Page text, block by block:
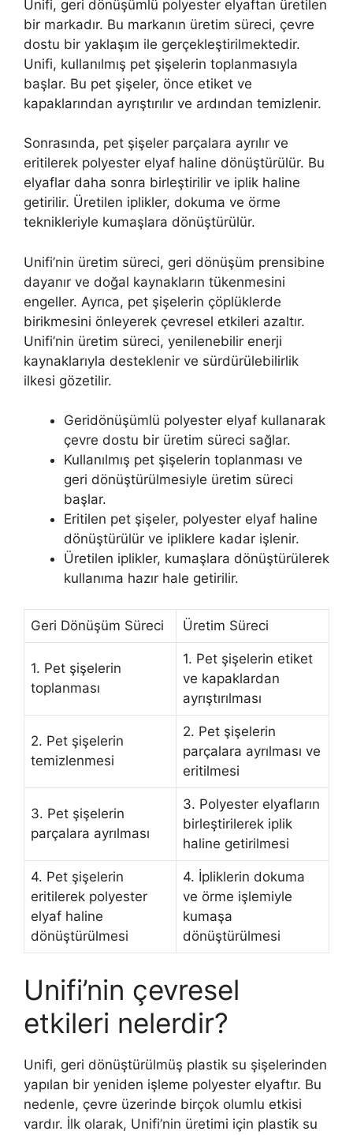
Unifi, geri dönüşümlü polyester elyaftan üretilen
bir markadır. Bu markanın üretim süreci, çevre
dostu bir yaklaşım ile gerçekleştirilmektedir.
Unifi, kullanılmış pet şişelerin toplanmasıyla
başlar. Bu pet şişeler, önce etiket ve
kapaklarından ayrıştırılır ve ardından temizlenir.
Sonrasında, pet şişeler parçalara ayrılır ve
eritilerek polyester elyaf haline dönüştürülür. Bu
elyaflar daha sonra birleştirilir ve iplik haline
getirilir. Üretilen iplikler, dokuma ve örme
teknikleriyle kumaşlara dönüştürülür.
Unifi’nin üretim süreci, geri dönüşüm prensibine
dayanır ve doğal kaynakların tükenmesini
engeller. Ayrıca, pet şişelerin çöplüklerde
birikmesini önleyerek çevresel etkileri azaltır.
Unifi’nin üretim süreci, yenilenebilir enerji
kaynaklarıyla desteklenir ve sürdürülebilirlik
ilkesi gözetilir.
Geridönüşümlü polyester elyaf kullanarak
çevre dostu bir üretim süreci sağlar.
Kullanılmış pet şişelerin toplanması ve
geri dönüştürülmesiyle üretim süreci
başlar.
Eritilen pet şişeler, polyester elyaf haline
dönüştürülür ve ipliklere kadar işlenir.
Üretilen iplikler, kumaşlara dönüştürülerek
kullanıma hazır hale getirilir.
Geri Dönüşüm Süreci Üretim Süreci
1. Pet şişelerin
toplanması
1. Pet şişelerin etiket
ve kapaklardan
ayrıştırılması
2. Pet şişelerin
temizlenmesi
2. Pet şişelerin
parçalara ayrılması ve
eritilmesi
3. Pet şişelerin
parçalara ayrılması
3. Polyester elyafların
birleştirilerek iplik
haline getirilmesi
4. Pet şişelerin
eritilerek polyester
elyaf haline
dönüştürülmesi
4. İpliklerin dokuma
ve örme işlemiyle
kumaşa
dönüştürülmesi
Unifi’nin çevresel
etkileri nelerdir?
Unifi, geri dönüştürülmüş plastik su şişelerinden
yapılan bir yeniden işleme polyester elyaftır. Bu
nedenle, çevre üzerinde birçok olumlu etkisi
vardır. İlk olarak, Unifi’nin üretimi için plastik su